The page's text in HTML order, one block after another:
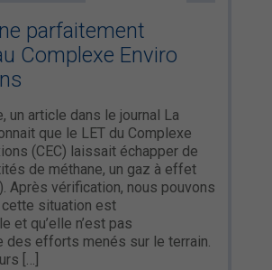
parfaitement
Complexe Enviro
un article dans le journal La
que le LET du Complexe
(CEC) laissait échapper de
de méthane, un gaz à effet
Après vérification, nous pouvons
situation est
et qu’elle n’est pas
des efforts menés sur le terrain.
[…]